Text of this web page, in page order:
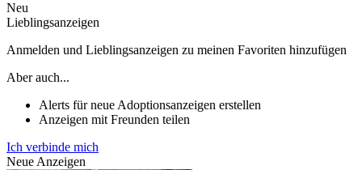
Neu
Lieblingsanzeigen
Anmelden und Lieblingsanzeigen zu meinen Favoriten hinzufügen
Aber auch...
Alerts für neue Adoptionsanzeigen erstellen
Anzeigen mit Freunden teilen
Ich verbinde mich
Neue Anzeigen